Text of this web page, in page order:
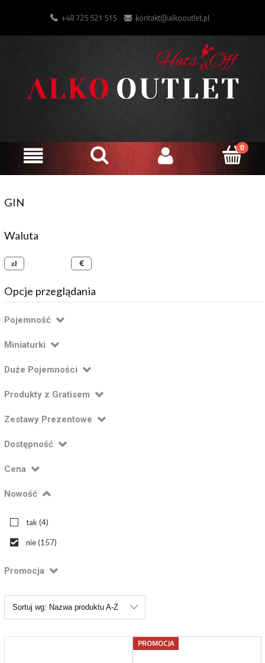
+48 725 521 515 kontakt@alkooutlet.pl
GIN
Waluta
Opcje przeglądania
Pojemność
Miniaturki
Duże Pojemności
Produkty z Gratisem
Zestawy Prezentowe
Dostępność
Cena
Nowość
tak (4)
nie (157)
Promocja
Sortuj wg: Nazwa produktu A-Z
PROMOCJA